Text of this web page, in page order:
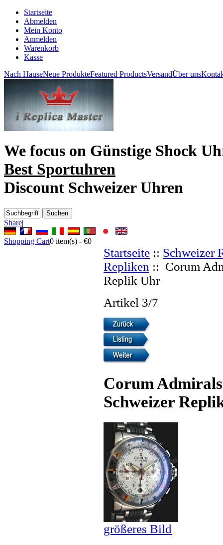
Startseite
Abmelden
Mein Konto
Anmelden
Warenkorb
Kasse
Nach HauseNeue ProdukteFeatured ProductsVersandÜber uns
We focus on Günstige Shock
Best Sportuhren
Discount Schweizer Uhren
Share|
Shopping Cart0 item(s) - €0
Startseite :: Schweizer
Repliken :: Corum
Replik Uhr
Artikel 3/7
Corum
Schweizer
größeres Bild